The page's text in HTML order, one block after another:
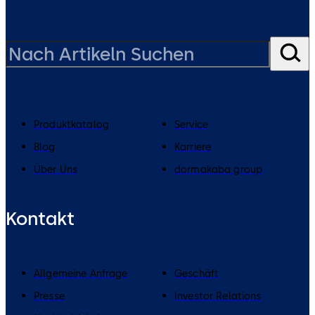
Produktkatalog
Service
Blog
Karriere
Über Uns
dormakaba group
Kontakt
Allgemeine Anfrage
Geschäft
Presse
Investor Relations